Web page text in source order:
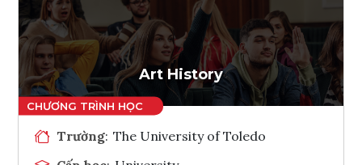
Ghi danh
Tham vấn Interlink
Art History
Trường: The University of Toledo